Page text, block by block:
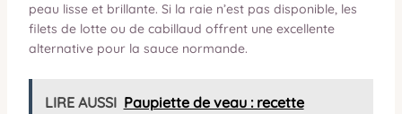
peau lisse et brillante. Si la raie n’est pas disponible, les
filets de lotte ou de cabillaud offrent une excellente
alternative pour la sauce normande.
LIRE AUSSI Paupiette de veau : recette